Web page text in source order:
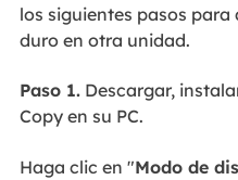
los siguientes pasos
duro en otra unidad.
Paso 1.Descargar,
Copy en su PC.
Haga clic en "Modo de